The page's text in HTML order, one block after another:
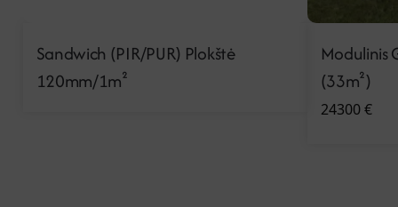
Sandwich (PIR/PUR) Plokštė
120mm/1m²
Modulinis
(33m²)
24300€